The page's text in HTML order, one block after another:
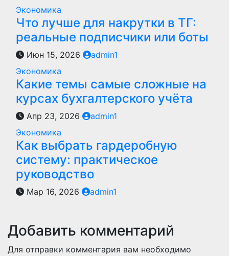
Экономика
Что лучше для накрутки в ТГ:
реальные подписчики или боты
Июн 15, 2026
admin1
Экономика
Какие темы самые сложные на
курсах бухгалтерского учёта
Апр 23, 2026
admin1
Экономика
Как выбрать гардеробную
систему: практическое
руководство
Мар 16, 2026 admin1
Добавить комментарий
Для отправки комментария вам необходимо